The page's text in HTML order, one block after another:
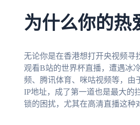
为什么你的热
无论你是在香港想打开央视频寻
观看B站的世界杯直播，遭遇冰
频、腾讯体育、咪咕视频等，由
IP地址，成了第一道也是最大的
锁的困扰，尤其在高清直播这种